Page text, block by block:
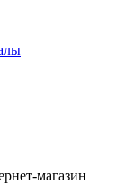
магазин